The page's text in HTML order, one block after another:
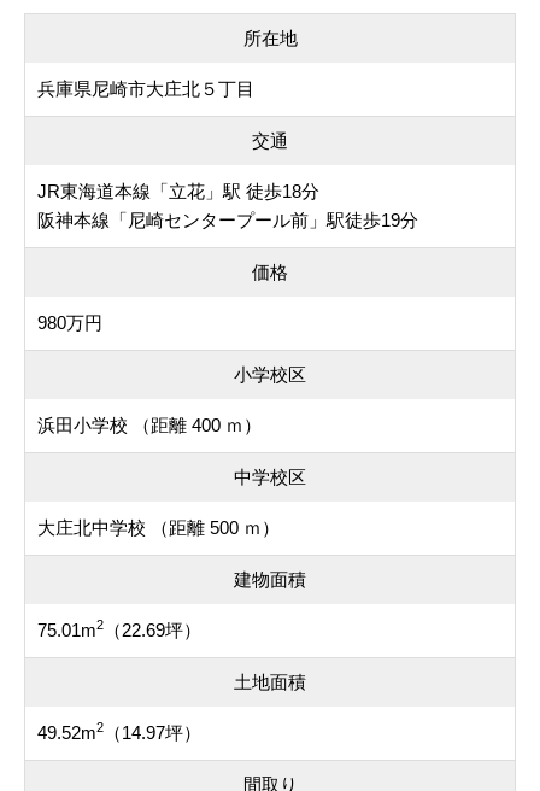
所在地
兵庫県尼崎市大庄北５丁目
交通
JR東海道本線「立花」駅 徒歩18分
阪神本線「尼崎センタープール前」駅徒歩19分
価格
980万円
小学校区
浜田小学校 （距離 400 ｍ）
中学校区
大庄北中学校 （距離 500 ｍ）
建物面積
75.01m2 （22.69坪）
土地面積
49.52m2 （14.97坪）
間取り